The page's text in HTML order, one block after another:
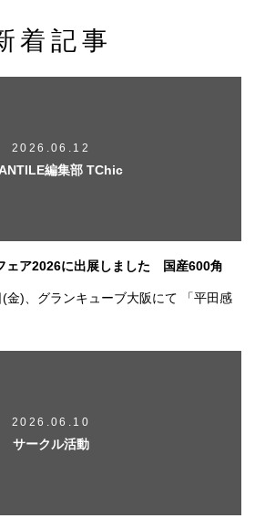
着記事
2026.06.12
編集部 TChic
ェア2026に出展しました 国産600角
金)、グランキューブ大阪にて 「平田感
2026.06.10
サークル活動